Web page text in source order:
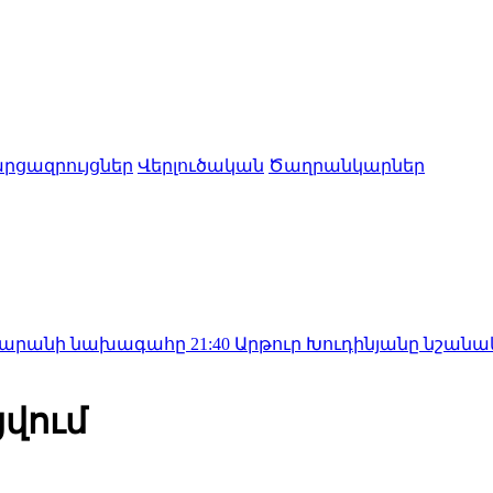
Վերլուծական Ծաղրանկարներ
21:40Արթուր Խուդինյանը նշանակվել է